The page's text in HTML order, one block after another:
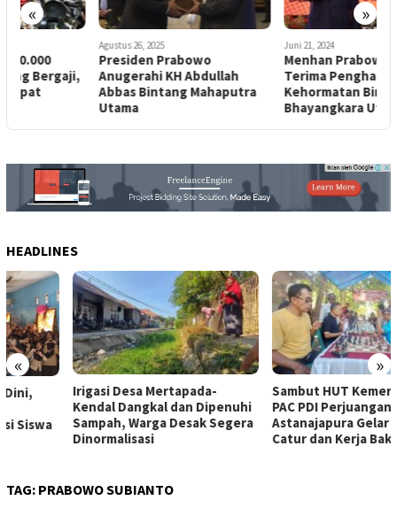
« »
Presiden Prabowo
Anugerahi KH Abdullah
Abbas Bintang Mahaputra
Menhan Prabowo Subianto
Terima Penghargaan Tanda
Kehormatan Bintang
Bhayangkara Utama Polri
HEADLINES
« »
Irigasi Desa Mertapada-
Kendal Dangkal dan Dipenuhi
Sampah, Warga Desak Segera
Dinormalisasi
Sambut HUT Kemerdekaan,
PAC PDI Perjuangan
Astanajapura Gelar Turnamen
Catur dan Kerja Bakti
TAG: PRABOWO SUBIANTO